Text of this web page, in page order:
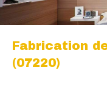
Fabrication
(07220)